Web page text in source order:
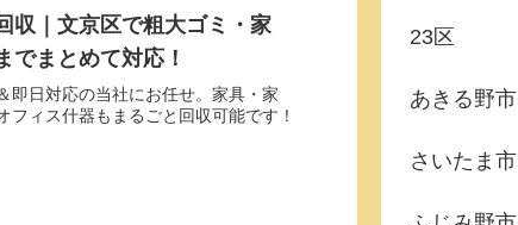
収｜文京区で粗大ゴミ・家
でまとめて対応！
即日対応の当社にお任せ。家具・家
フィス什器もまるごと回収可能です！
23区
あきる野市
さいたま市